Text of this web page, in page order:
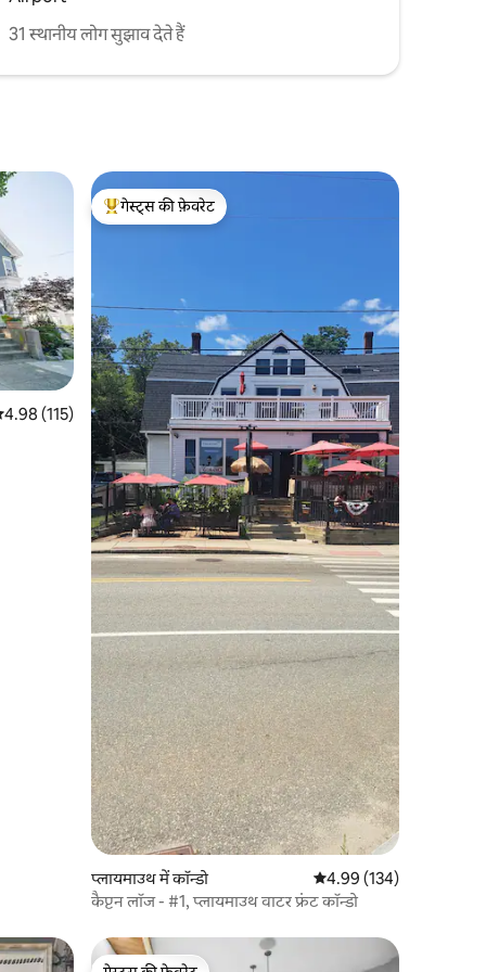
31 स्थानीय लोग सुझाव देते हैं
रेटिंग 5 में से 4.98, 115 समीक्षाएँ
4.98 (115)
गेस्ट्स का टॉप फ़ेवरेट
गेस्ट्स की फ़ेवरेट
प्लायमाउथ में कॉन्डो औसत रेटिंग 5 में से 4.99,
4.99 (134)
कैप्टन लॉज - #1, प्लायमाउथ वाटर फ्रंट कॉन्डो